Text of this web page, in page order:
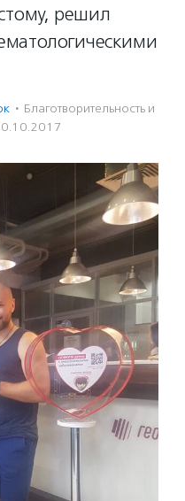
решил
· Благотвори­тель­ность и